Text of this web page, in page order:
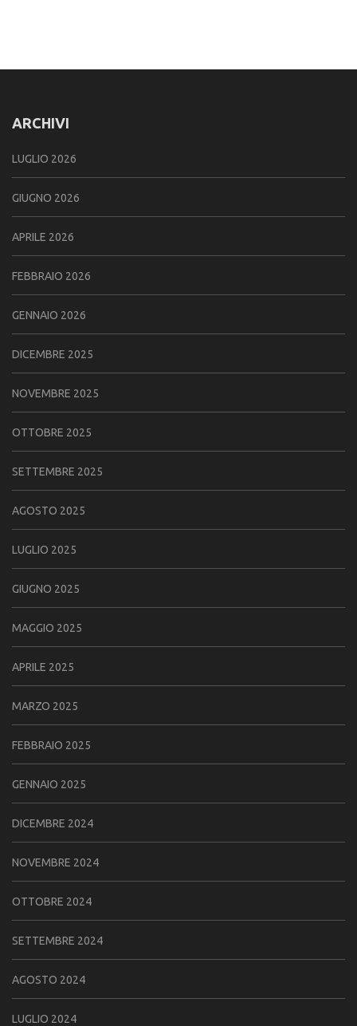
ARCHIVI
LUGLIO 2026
GIUGNO 2026
APRILE 2026
FEBBRAIO 2026
GENNAIO 2026
DICEMBRE 2025
NOVEMBRE 2025
OTTOBRE 2025
SETTEMBRE 2025
AGOSTO 2025
LUGLIO 2025
GIUGNO 2025
MAGGIO 2025
APRILE 2025
MARZO 2025
FEBBRAIO 2025
GENNAIO 2025
DICEMBRE 2024
NOVEMBRE 2024
OTTOBRE 2024
SETTEMBRE 2024
AGOSTO 2024
LUGLIO 2024